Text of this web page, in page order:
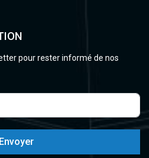
pour rester informé de nos
Envoyer